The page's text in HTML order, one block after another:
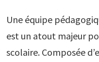
Une équipe
est un atout majeur
scolaire. Composée